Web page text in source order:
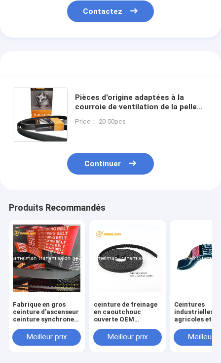
Contactez
Pièces d'origine adaptées à la
courroie de ventilation de la pelle
8PK1734/8PK1780/8PK2245
Price： 20-50pcs
Continuer
Produits Recommandés
Fabrique en gros
ceinture d'ascenseur
ceinture synchrone
machines
industrielles
Meilleur prix
ceinture de freinage
en caoutchouc
ouverte OEM
de qualité ceinture
de porte à rouleaux
Meilleur prix
Ceintures
industrielles
agricoles et
continentales
3HC4520 LA
Meilleur